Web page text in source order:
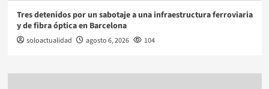
Tres detenidos por un sabotaje a una infraestructura ferroviaria
y de fibra óptica en Barcelona
soloactualidad agosto 6, 2026 104